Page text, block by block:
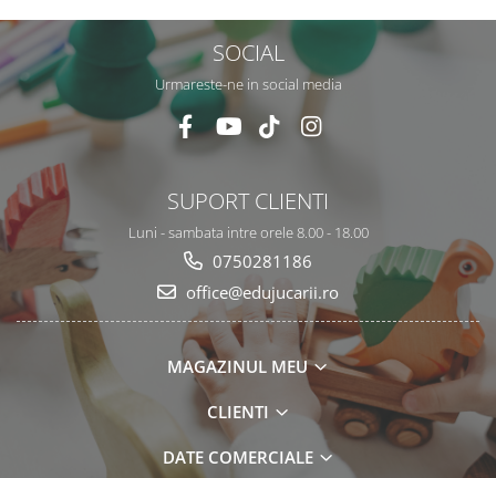
SOCIAL
Urmareste-ne in social media
SUPORT CLIENTI
Luni - sambata intre orele 8.00 - 18.00
0750281186
office@edujucarii.ro
MAGAZINUL MEU
CLIENTI
DATE COMERCIALE